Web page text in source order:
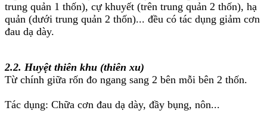
trung quản 1 thốn), cự khuyết (trên trung quản 2 thốn), hạ
quản (dưới trung quản 2 thốn)... đều có tác dụng giảm cơn
đau dạ dày.
2.2. Huyệt thiên khu (thiên xu)
Từ chính giữa rốn đo ngang sang 2 bên mỗi bên 2 thốn.
Tác dụng: Chữa cơn đau dạ dày, đầy bụng, nôn...